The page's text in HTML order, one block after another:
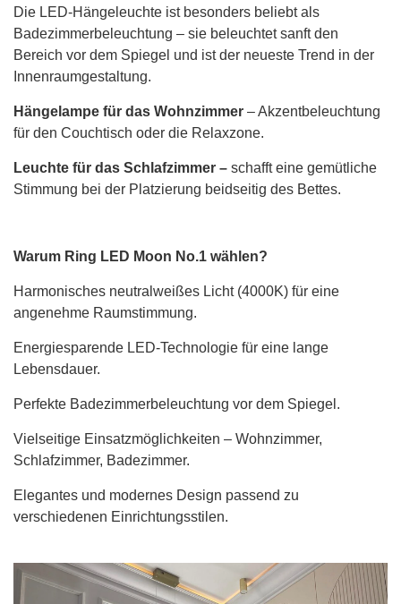
Die LED-Hängeleuchte ist besonders beliebt als
Badezimmerbeleuchtung – sie beleuchtet sanft den
Bereich vor dem Spiegel und ist der neueste Trend in der
Innenraumgestaltung.
Hängelampe für das Wohnzimmer – Akzentbeleuchtung
für den Couchtisch oder die Relaxzone.
Leuchte für das Schlafzimmer – schafft eine gemütliche
Stimmung bei der Platzierung beidseitig des Bettes.
Warum Ring LED Moon No.1 wählen?
Harmonisches neutralweißes Licht (4000K) für eine
angenehme Raumstimmung.
Energiesparende LED-Technologie für eine lange
Lebensdauer.
Perfekte Badezimmerbeleuchtung vor dem Spiegel.
Vielseitige Einsatzmöglichkeiten – Wohnzimmer,
Schlafzimmer, Badezimmer.
Elegantes und modernes Design passend zu
verschiedenen Einrichtungsstilen.